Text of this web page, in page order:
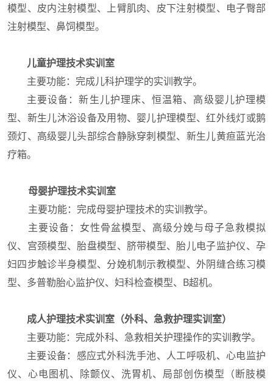
模型、皮内注射模型、上臂肌肉、皮下注射模型、电子臀部
注射模型、鼻饲模型。
儿童护理技术实训室
主要功能：完成儿科护理学的实训教学。
主要设备：新生儿护理床、恒温箱、高级婴儿护理模
型、新生儿沐浴设备及用物、婴儿护理模型、红外线灯或鹅
颈灯、高级婴儿头部综合静脉穿刺模型、新生儿黄疸蓝光治
疗箱。
母婴护理技术实训室
主要功能：完成母婴护理技术的实训教学。
主要设备：女性骨盆模型、高级分娩与母子急救模拟
仪、宫颈模型、胎盘模型、脐带模型、胎儿电子监护仪、孕
妇四步触诊半身模型、分娩机制示教模型、外阴缝合练习模
型、多普勒胎心监护仪、妇科检查模型、B超机。
成人护理技术实训室（外科、急救护理实训室）
主要功能：完成外科、急救相关护理操作的实训教学。
主要设备：感应式外科洗手池、人工呼吸机、心电监护
仪、心电图机、除颤仪、洗胃机、局部创伤模型（断肢模